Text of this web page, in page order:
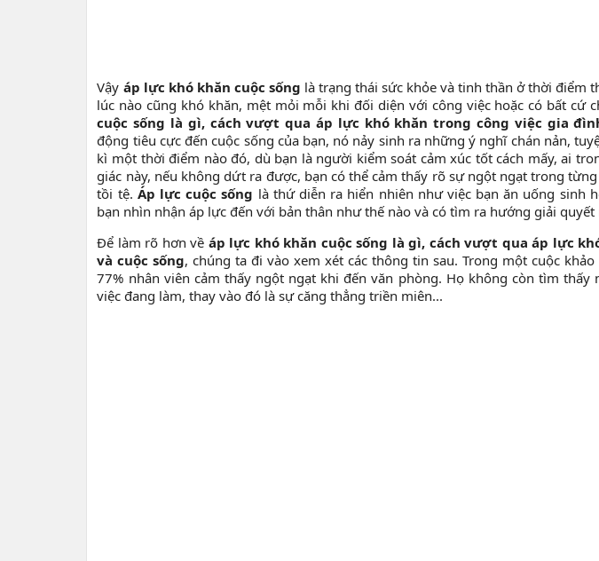
Vậy áp lực khó khăn cuộc sống là trạng thái sức khỏe và tinh thần ở thời điểm
lúc nào cũng khó khăn, mệt mỏi mỗi khi đối diện với công việc hoặc có bất cứ
cuộc sống là gì, cách vượt qua áp lực khó khăn trong công việc gia
động tiêu cực đến cuộc sống của bạn, nó nảy sinh ra những ý nghĩ chán nản,
kì một thời điểm nào đó, dù bạn là người kiểm soát cảm xúc tốt cách mấy, ai
giác này, nếu không dứt ra được, bạn có thể cảm thấy rõ sự ngột ngạt trong
tồi tệ. Áp lực cuộc sống là thứ diễn ra hiển nhiên như việc bạn ăn uống sinh
bạn nhìn nhận áp lực đến với bản thân như thế nào và có tìm ra hướng giải
Để làm rõ hơn về áp lực khó khăn cuộc sống là gì, cách vượt qua áp lực
và cuộc sống, chúng ta đi vào xem xét các thông tin sau. Trong một cuộc
77% nhân viên cảm thấy ngột ngạt khi đến văn phòng. Họ không còn tìm
việc đang làm, thay vào đó là sự căng thẳng triền miên...